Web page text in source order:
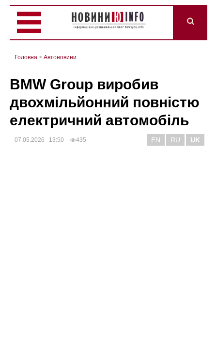
Головна > Автоновини
BMW Group виробив
двохмільйонний повністю
електричний автомобіль
07.05.2026 13:50 435 EN RU UK